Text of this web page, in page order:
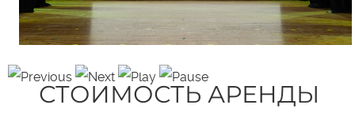
СТОИМОСТЬ АРЕНДЫ